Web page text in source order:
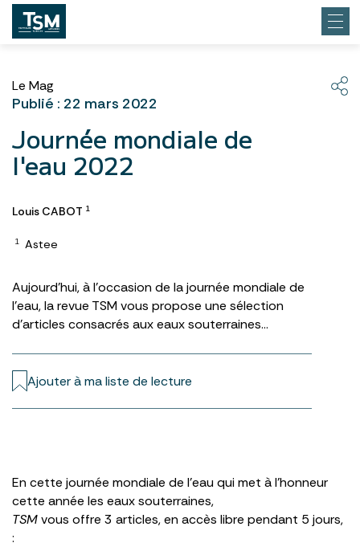
Le Mag
Publié : 22 mars 2022
Journée mondiale de
l'eau 2022
Louis CABOT 1
1 Astee
Aujourd’hui, à l’occasion de la journée mondiale de
l’eau, la revue TSM vous propose une sélection
d’articles consacrés aux eaux souterraines…
Ajouter à ma liste de lecture
En cette journée mondiale de l’eau qui met à l’honneur
cette année les eaux souterraines,
TSMvous offre 3 articles, en accès libre pendant 5 jours,
: